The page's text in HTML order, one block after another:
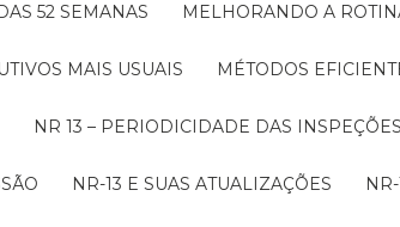
DAS 52 SEMANAS MELHORANDO A
MAIS USUAIS MÉTODOS
NR 13 – PERIODICIDADE DAS
NR-13 E SUAS ATUALIZAÇÕES